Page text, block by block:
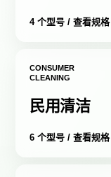
4 个型号 / 查看规格
CONSUMER
CLEANING
民用清洁
6 个型号 / 查看规格